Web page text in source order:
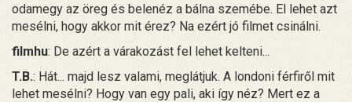
odamegy az öreg és belenéz a bálna szemébe. El lehet azt
mesélni, hogy akkor mit érez? Na ezért jó filmet csinálni.
filmhu: De azért a várakozást fel lehet kelteni...
T.B.: Hát... majd lesz valami, meglátjuk. A londoni férfiről mit
lehet mesélni? Hogy van egy pali, aki így néz? Mert ez a